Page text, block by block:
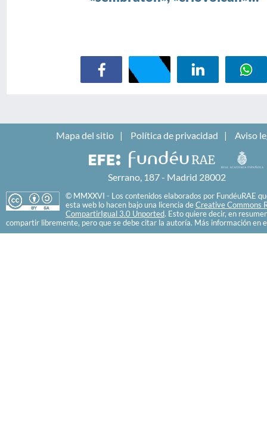
Mapa del sitio Política de privacidad Aviso
Serrano, 187 - Madrid 28002
© MMXXVI - Los contenidos elaborados por FundéuRAE
esta web lo hacen bajo una licencia de Creative Commons
CompartirIgual 3.0 Unported. Esto quiere decir, en
compartir libremente, pero que se debe citar la autoría. Más información en